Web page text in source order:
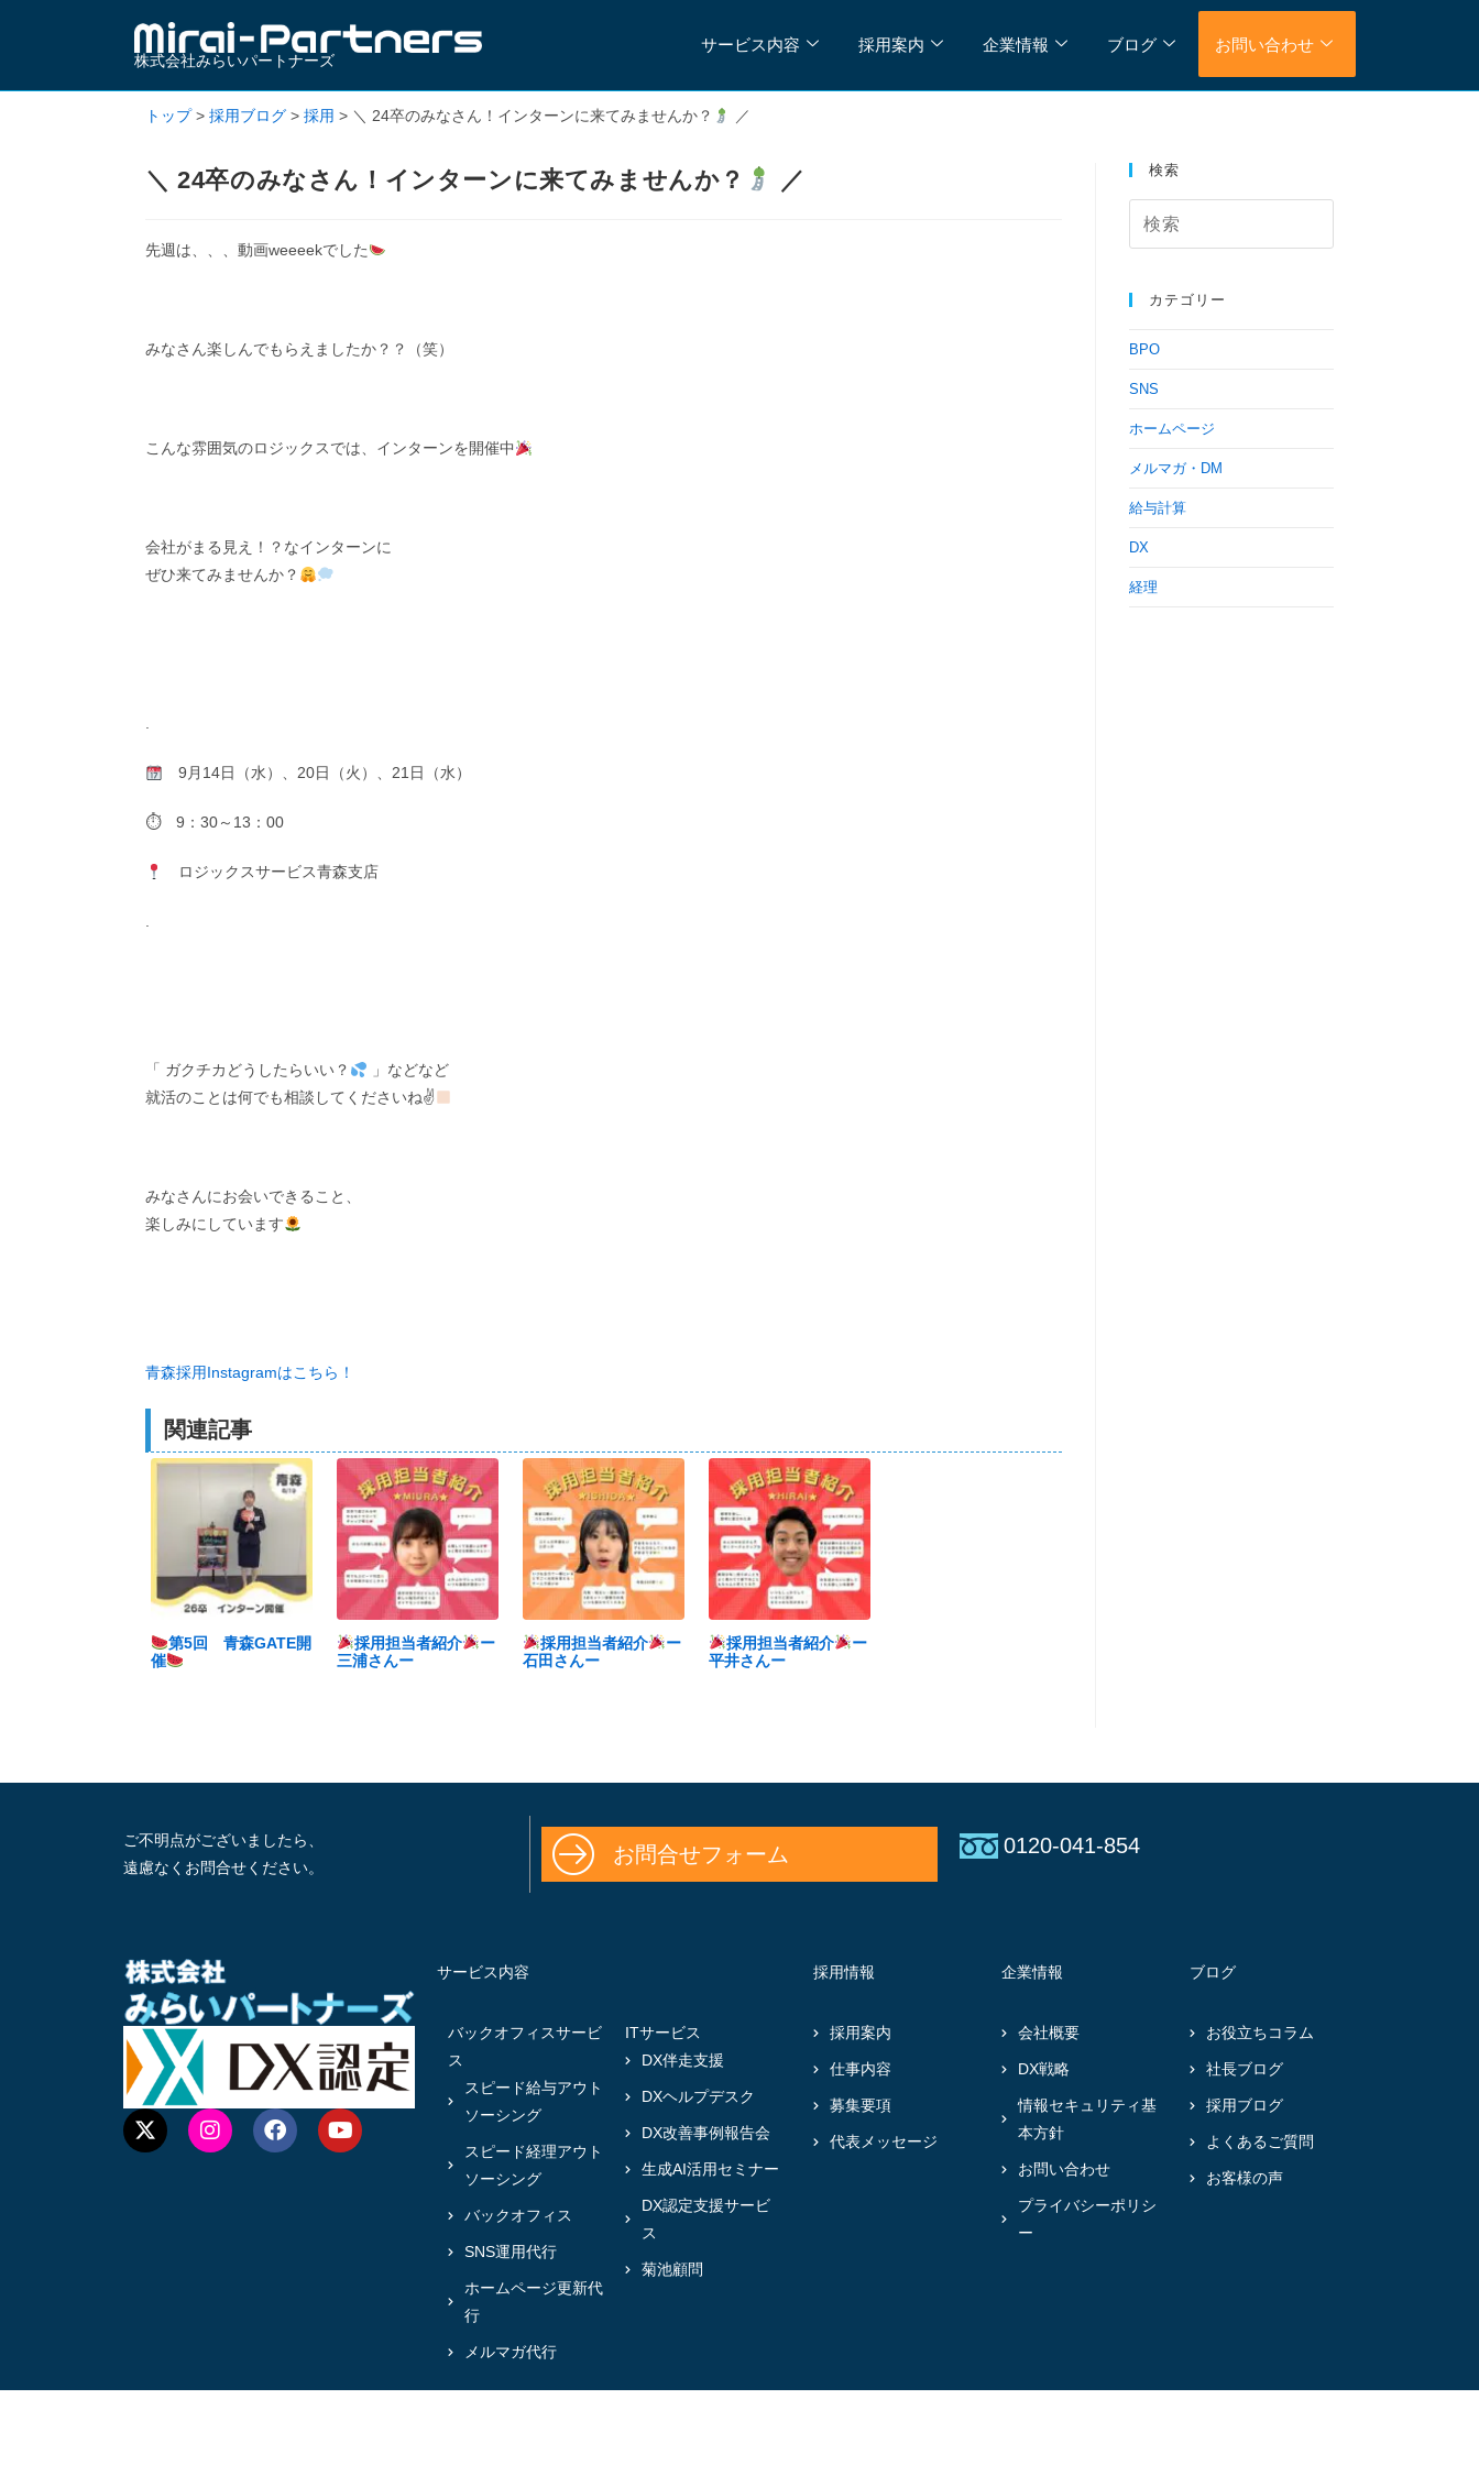
株式会社みらいパートナーズ
サービス内容 採用案内 企業情報 ブログ お問い合わせ
トップ> 採用ブログ > 採用 > ＼ 24卒のみなさん！インターンに来てみませんか？ ／
＼ 24卒のみなさん！インターンに来てみませんか？ ／
先週は、、、動画weeeekでした
みなさん楽しんでもらえましたか？？（笑）
こんな雰囲気のロジックスでは、インターンを開催中
会社がまる見え！？なインターンに
ぜひ来てみませんか？
.
9月14日（水）、20日（火）、21日（水）
⏱ 9：30～13：00
ロジックスサービス青森支店
.
「 ガクチカどうしたらいい？
」などなど
就活のことは何でも相談してくださいね✌
みなさんにお会いできること、
楽しみにしています
青森採用Instagramはこちら！
関連記事
第5回 青森GATE開
催
採用担当者紹介
ー
三浦さんー
採用担当者紹介
ー
石田さんー
採用担当者紹介
ー
平井さんー
検索
カテゴリー
BPO
SNS
ホームページ
メルマガ・DM
給与計算
DX
経理
ご不明点がございましたら、
遠慮なくお問合せください。
お問合せフォーム 0120-041-854
サービス内容
バックオフィスサービ
ス
スピード給与アウト
ソーシング
スピード経理アウト
ソーシング
バックオフィス
SNS運用代行
ホームページ更新代
行
メルマガ代行
ITサービス
DX伴走支援
DXヘルプデスク
DX改善事例報告会
生成AI活用セミナー
DX認定支援サービ
ス
菊池顧問
採用情報
採用案内
仕事内容
募集要項
代表メッセージ
企業情報
会社概要
DX戦略
情報セキュリティ基
本方針
お問い合わせ
プライバシーポリシ
ー
ブログ
お役立ちコラム
社長ブログ
採用ブログ
よくあるご質問
お客様の声